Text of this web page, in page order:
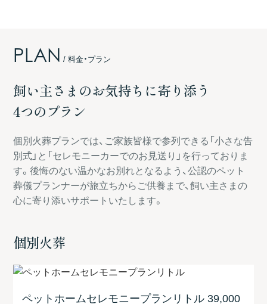
PLAN / 料金・プラン
飼い主さまのお気持ちに寄り添う
4つのプラン
個別火葬プランでは、ご家族皆様で参列できる「小さな告
別式」と「セレモニーカーでのお見送り」を行っておりま
す。後悔のない温かなお別れとなるよう、公認のペット
葬儀プランナーが旅立ちからご供養まで、飼い主さまの
心に寄り添いサポートいたします。
個別火葬
ペットホームセレモニープラン リトル 39,000